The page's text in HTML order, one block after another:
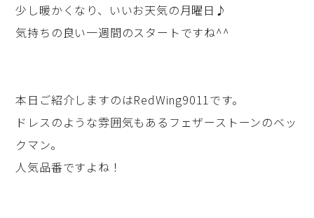
少し暖かくなり、いいお天気の月曜日♪
気持ちの良い一週間のスタートですね^^
本日ご紹介しますのはRedWing9011です。
ドレスのような雰囲気もあるフェザーストーンのベッ
クマン。
人気品番ですよね！